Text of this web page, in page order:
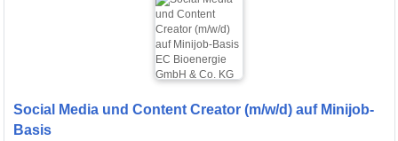
Social Media und Content Creator (m/w/d) auf Minijob-
Basis